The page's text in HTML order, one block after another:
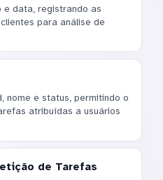
e data, registrando as
para análise de
nome e status, permitindo o
atribuídas a usuários
de Tarefas